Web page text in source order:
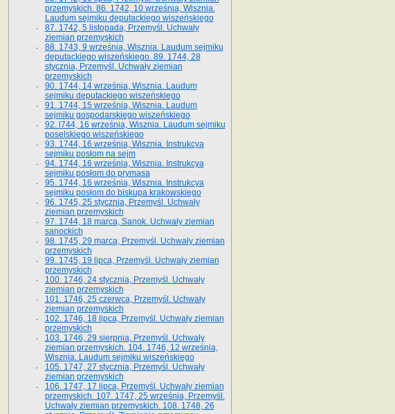
przemyskich. 86. 1742, 10 września, Wisznia.
Laudum sejmiku deputackiego wiszeńskiego
87. 1742, 5 listopada, Przemyśl. Uchwały
ziemian przemyskich
88. 1743, 9 września, Wisznia. Laudum sejmiku
deputackiego wiszeńskiego. 89. 1744, 28
stycznia, Przemyśl. Uchwały ziemian
przemyskich
90. 1744, 14 września, Wisznia. Laudum
sejmiku deputackiego wiszeńskiego
91. 1744, 15 września, Wisznia. Laudum
sejmiku gospodarskiego wiszeńskiego
92. l744, 16 września, Wisznia. Laudum sejmiku
poselskiego wiszeńskiego
93. 1744, 16 września, Wisznia. Instrukcya
sejmiku posłom na sejm
94. 1744, 16 września, Wisznia. Instrukcya
sejmiku posłom do prymasa
95. 1744, 16 września, Wisznia. Instrukcya
sejmiku posłom do biskupa krakowskiego
96. 1745, 25 stycznia, Przemyśl. Uchwały
ziemian przemyskich
97. 1744, 18 marca, Sanok. Uchwały ziemian
sanockich
98. 1745, 29 marca, Przemyśl. Uchwały ziemian
przemyskich
99. 1745, 19 lipca, Przemyśl. Uchwały ziemian
przemyskich
100. 1746, 24 stycznia, Przemyśl. Uchwały
ziemian przemyskich
101. 1746, 25 czerwca, Przemyśl. Uchwały
ziemian przemyskich
102. 1746, 18 lipca, Przemyśl. Uchwały ziemian
przemyskich
103. 1746, 29 sierpnia, Przemyśl. Uchwały
ziemian przemyskich. 104. 1746, 12 września,
Wisznia. Laudum sejmiku wiszeńskiego
105. 1747, 27 stycznia, Przemyśl. Uchwały
ziemian przemyskich
106. 1747, 17 lipca, Przemyśl. Uchwały ziemian
przemyskich. 107. 1747, 25 września, Przemyśl.
Uchwały ziemian przemyskich. 108. 1748, 26